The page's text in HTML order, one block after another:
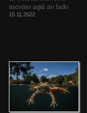
mesmo aqui ao lado
15.11.2022